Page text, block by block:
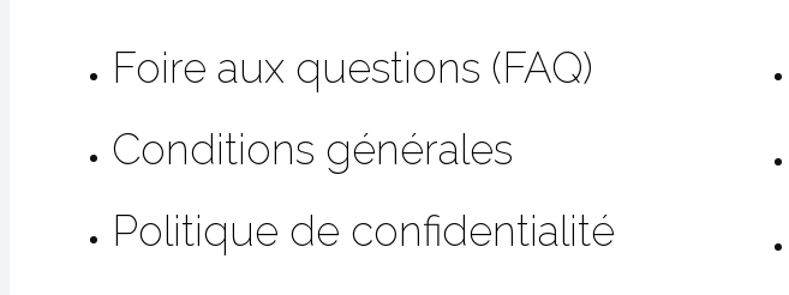
Foire aux questions (FAQ)
Conditions générales
Politique de confidentialité